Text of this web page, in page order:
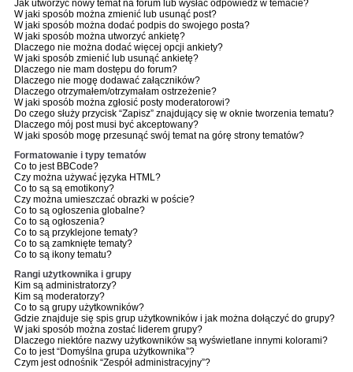
Jak utworzyć nowy temat na forum lub wysłać odpowiedź w temacie?
W jaki sposób można zmienić lub usunąć post?
W jaki sposób można dodać podpis do swojego posta?
W jaki sposób można utworzyć ankietę?
Dlaczego nie można dodać więcej opcji ankiety?
W jaki sposób zmienić lub usunąć ankietę?
Dlaczego nie mam dostępu do forum?
Dlaczego nie mogę dodawać załączników?
Dlaczego otrzymałem/otrzymałam ostrzeżenie?
W jaki sposób można zgłosić posty moderatorowi?
Do czego służy przycisk “Zapisz” znajdujący się w oknie tworzenia tematu?
Dlaczego mój post musi być akceptowany?
W jaki sposób mogę przesunąć swój temat na górę strony tematów?
Formatowanie i typy tematów
Co to jest BBCode?
Czy można używać języka HTML?
Co to są są emotikony?
Czy można umieszczać obrazki w poście?
Co to są ogłoszenia globalne?
Co to są ogłoszenia?
Co to są przyklejone tematy?
Co to są zamknięte tematy?
Co to są ikony tematu?
Rangi użytkownika i grupy
Kim są administratorzy?
Kim są moderatorzy?
Co to są grupy użytkowników?
Gdzie znajduje się spis grup użytkowników i jak można dołączyć do grupy?
W jaki sposób można zostać liderem grupy?
Dlaczego niektóre nazwy użytkowników są wyświetlane innymi kolorami?
Co to jest “Domyślna grupa użytkownika”?
Czym jest odnośnik “Zespół administracyjny”?